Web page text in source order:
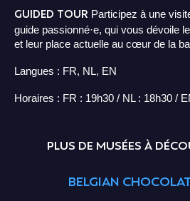
GUIDED TOUR Participez à une
guide passionné·e, qui vous dévoile
et leur place actuelle au cœur de la
Langues : FR, NL, EN
Horaires : FR : 19h30 / NL : 18h30 /
PLUS DE MUSÉES À
BELGIAN